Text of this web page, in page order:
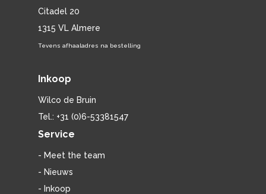
Citadel 20
1315 VL Almere
Tevens afhaaladres na bestelling
Inkoop
Wilco de Bruin
Tel.: +31 (0)6-53381547
Service
- Meet the team
- Nieuws
- Inkoop